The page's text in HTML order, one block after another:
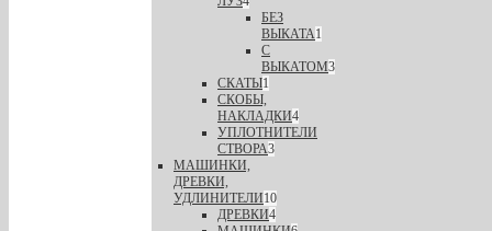
БЕЗ
ВЫКАТА1
С
ВЫКАТОМ3
СКАТЫ1
СКОБЫ,
НАКЛАДКИ4
УПЛОТНИТЕЛИ
СТВОРА3
МАШИНКИ,
ДРЕВКИ,
УДЛИНИТЕЛИ10
ДРЕВКИ4